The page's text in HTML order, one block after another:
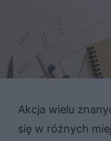
Akcja wielu
się w różnych